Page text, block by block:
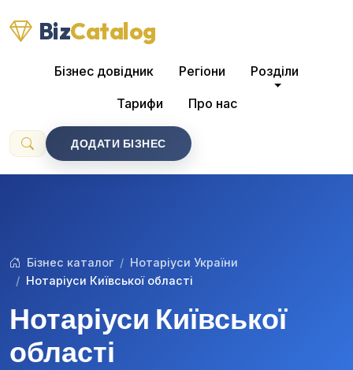
BizCatalog
Бізнес довідник Регіони Розділи
Тарифи Про нас
ДОДАТИ БІЗНЕС
Бізнес каталог
Нотаріуси України
Нотаріуси Київської області
Нотаріуси Київської
області